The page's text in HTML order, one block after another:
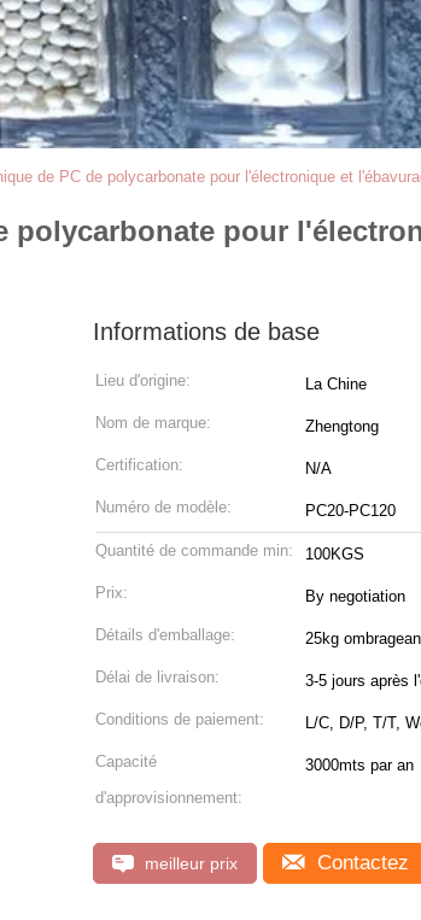
de PC de polycarbonate pour l'électronique et
polycarbonate pour
Informations de base
Lieu d'origine: La Chine
Nom de marque: Zhengtong
Certification: N/A
Numéro de modèle: PC20-PC120
Quantité de commande min: 100KGS
Prix: By negotiation
Détails d'emballage: 25kg
Délai de livraison: 3-5 jours après
Conditions de paiement: L/C, D/P, T/T,
Capacité
d'approvisionnement:
3000mts par an
meilleur prix Contactez